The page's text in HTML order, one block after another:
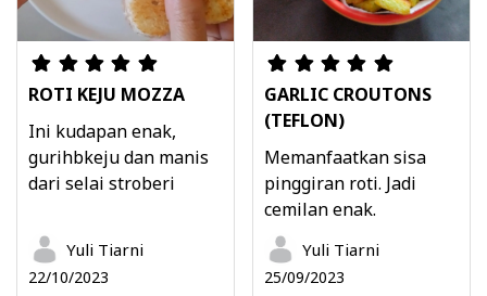
ROTI KEJU MOZZA
Ini kudapan enak,
gurihbkeju dan manis
dari selai stroberi
Yuli Tiarni
22/10/2023
GARLIC CROUTONS
(TEFLON)
Memanfaatkan sisa
pinggiran roti. Jadi
cemilan enak.
Yuli Tiarni
25/09/2023